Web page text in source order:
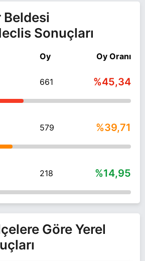
Beldesi
Sonuçları
Oy Oy Oranı
661 %45,34
579 %39,71
218 %14,95
Göre Yerel